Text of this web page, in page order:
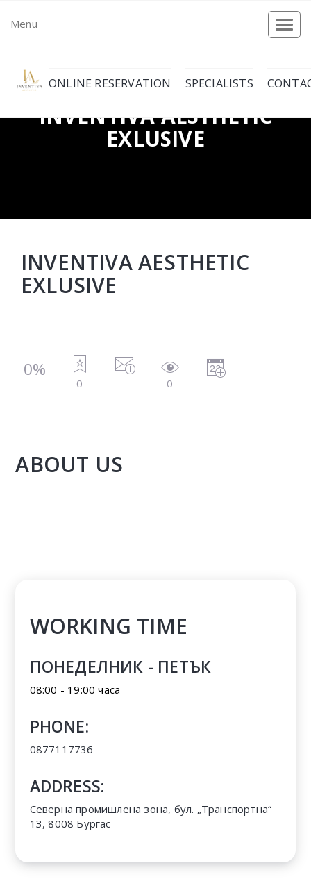
Menu
ONLINE RESERVATION SPECIALISTS
INVENTIVA AESTHETIC
EXLUSIVE
INVENTIVA AESTHETIC
EXLUSIVE
0%
0 0
ABOUT US
WORKING TIME
ПОНЕДЕЛНИК - ПЕТЪК
08:00 - 19:00 часа
PHONE:
0877117736
ADDRESS:
Северна промишлена зона, бул. „Транспортна“
13, 8008 Бургас